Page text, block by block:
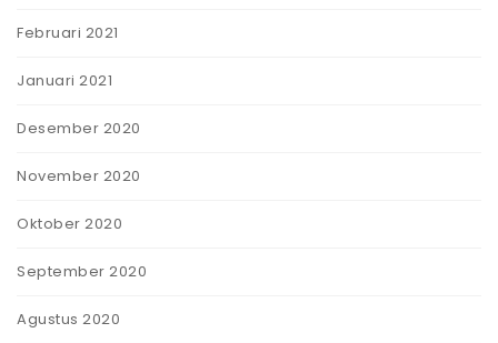
Februari 2021
Januari 2021
Desember 2020
November 2020
Oktober 2020
September 2020
Agustus 2020